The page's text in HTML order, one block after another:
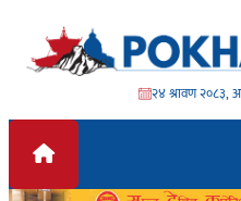
Skip to content
२४ श्रावण २०८३,